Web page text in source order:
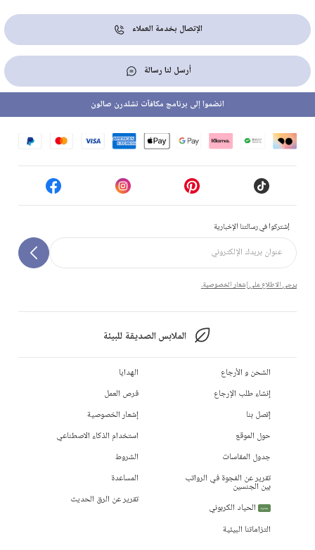
الإتصال بخدمة العملاء
أرسل لنا رسالة
إشتركوا في رسالتنا الإخبارية
يرجى الاطلاع على إشعار الخصوصية.
الملابس الصديقة للبيئة
انضموا إلى برنامج مكافآت تشلدرن صالون
الشحن و الأرجاع
إنشاء طلب الإرجاع
إتصل بنا
حول الموقع
جدول المقاسات
تقرير عن الفجوة في الرواتب
بين الجنسين
جديد
الحياد الكربوني
التزاماتنا البيئية
الهدايا
فرص العمل
إشعار الخصوصية
استخدام الذكاء الاصطناعي
الشروط
المساعدة
تقرير عن الرق الحديث